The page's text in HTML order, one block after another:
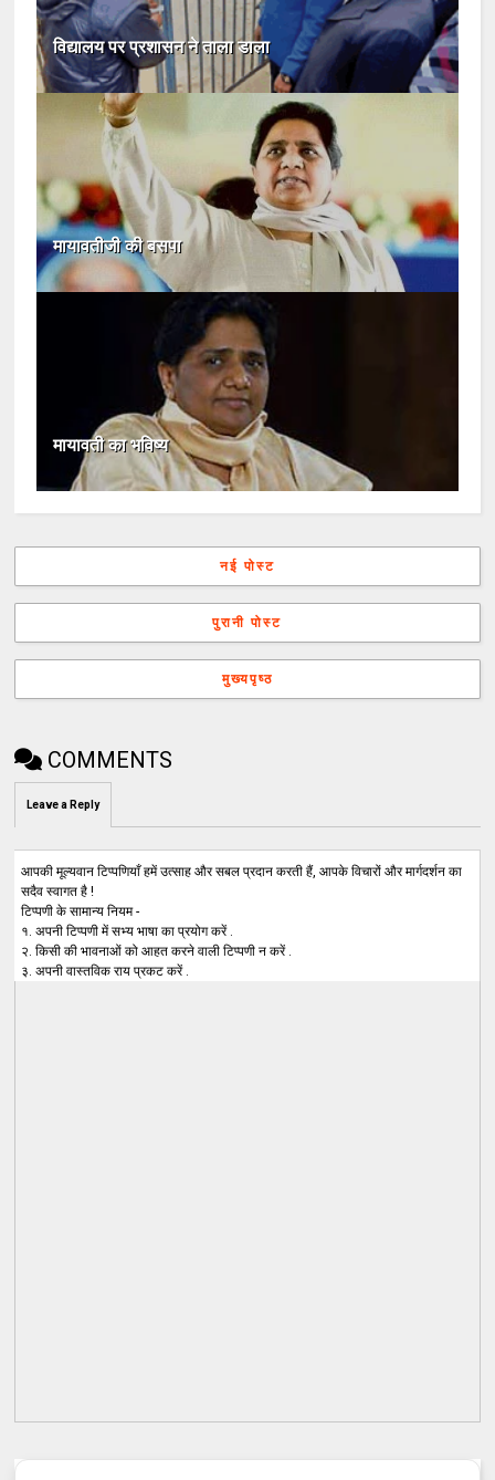
विद्यालय पर प्रशासन ने ताला डाला
मायावतीजी की बसपा
मायावती का भविष्य
नई पोस्ट
पुरानी पोस्ट
मुख्यपृष्ठ
COMMENTS
Leave a Reply
आपकी मूल्यवान टिप्पणियाँ हमें उत्साह और सबल प्रदान करती हैं, आपके विचारों और मार्गदर्शन का
सदैव स्वागत है !
टिप्पणी के सामान्य नियम -
१. अपनी टिप्पणी में सभ्य भाषा का प्रयोग करें .
२. किसी की भावनाओं को आहत करने वाली टिप्पणी न करें .
३. अपनी वास्तविक राय प्रकट करें .